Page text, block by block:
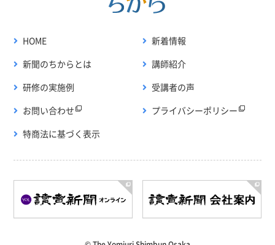
HOME
新着情報
新聞のちからとは
講師紹介
研修の実施例
受講者の声
お問い合わせ
プライバシーポリシー
特商法に基づく表示